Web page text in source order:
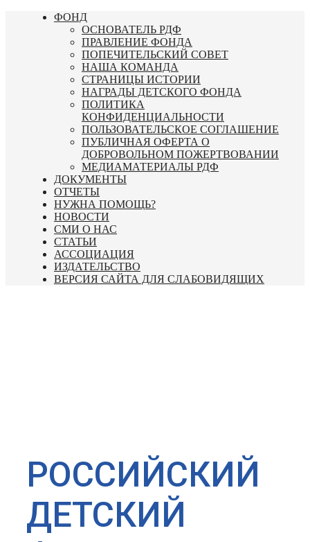
Перейти
ФОНД
ОСНОВАТЕЛЬ РДФ
ПРАВЛЕНИЕ ФОНДА
ПОПЕЧИТЕЛЬСКИЙ СОВЕТ
НАША КОМАНДА
СТРАНИЦЫ ИСТОРИИ
НАГРАДЫ ДЕТСКОГО ФОНДА
ПОЛИТИКА
КОНФИДЕНЦИАЛЬНОСТИ
ПОЛЬЗОВАТЕЛЬСКОЕ СОГЛАШЕНИЕ
ПУБЛИЧНАЯ ОФЕРТА О
ДОБРОВОЛЬНОМ ПОЖЕРТВОВАНИИ
МЕДИАМАТЕРИАЛЫ РДФ
ДОКУМЕНТЫ
ОТЧЕТЫ
НУЖНА ПОМОЩЬ?
НОВОСТИ
СМИ О НАС
СТАТЬИ
АССОЦИАЦИЯ
ИЗДАТЕЛЬСТВО
ВЕРСИЯ САЙТА ДЛЯ СЛАБОВИДЯЩИХ
РОССИЙСКИЙ
ДЕТСКИЙ